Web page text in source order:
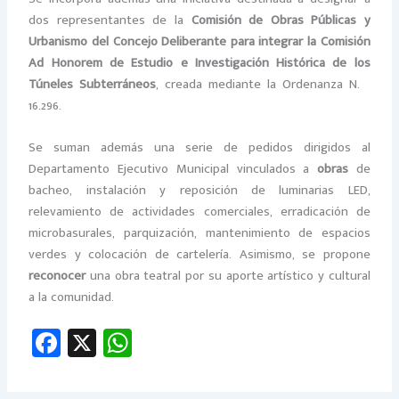
dos representantes de la Comisión de Obras Públicas y
Urbanismo del Concejo Deliberante para integrar la Comisión
Ad Honorem de Estudio e Investigación Histórica de los
Túneles Subterráneos, creada mediante la Ordenanza N.º
16.296.
Se suman además una serie de pedidos dirigidos al
Departamento Ejecutivo Municipal vinculados a obrasde
bacheo, instalación y reposición de luminarias LED,
relevamiento de actividades comerciales, erradicación de
microbasurales, parquización, mantenimiento de espacios
verdes y colocación de cartelería. Asimismo, se propone
reconoceruna obra teatral por su aporte artístico y cultural
a la comunidad.
Fa
ce
X